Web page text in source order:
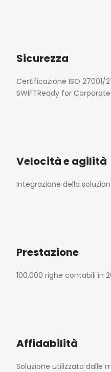
Sicurezza
Certificazione ISO 27001/
SWIFTReady for
Velocità e agilità
Integrazione della
Prestazione
100.000 righe contabili in
Affidabilità
Soluzione utilizzata dalle